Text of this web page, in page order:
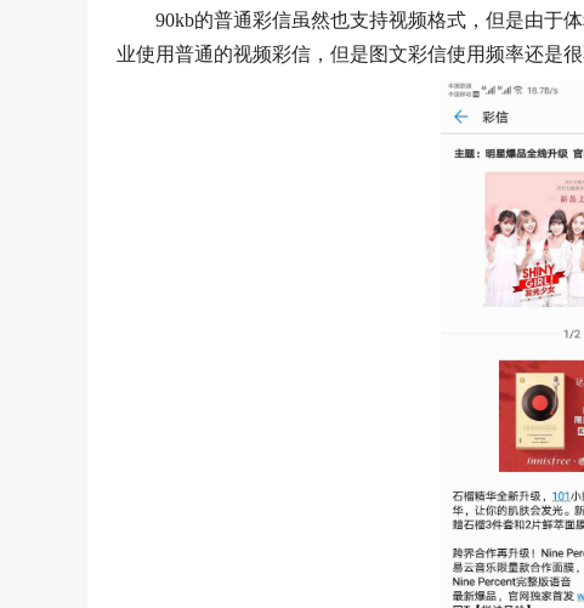
90kb的普通彩信虽然也支持视频格式，但是由于
业使用普通的视频彩信，但是图文彩信使用频率还是很